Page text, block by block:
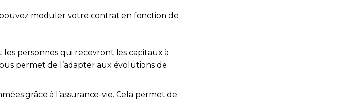
pouvez moduler votre contrat en fonction de
personnes qui recevront les capitaux à
permet de l’adapter aux évolutions de
grâce à l’assurance-vie. Cela permet de